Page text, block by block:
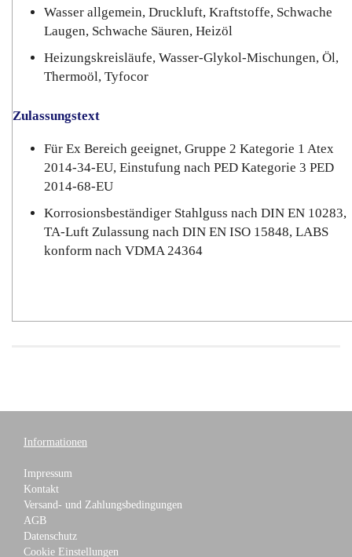
Wasser allgemein, Druckluft, Kraftstoffe, Schwache
Laugen, Schwache Säuren, Heizöl
Heizungskreisläufe, Wasser-Glykol-Mischungen, Öl,
Thermoöl, Tyfocor
Zulassungstext
Für Ex Bereich geeignet, Gruppe 2 Kategorie 1 Atex
2014-34-EU, Einstufung nach PED Kategorie 3 PED
2014-68-EU
Korrosionsbeständiger Stahlguss nach DIN EN 10283,
TA-Luft Zulassung nach DIN EN ISO 15848, LABS
konform nach VDMA 24364
Informationen
Impressum
Kontakt
Versand- und Zahlungsbedingungen
AGB
Datenschutz
Cookie Einstellungen